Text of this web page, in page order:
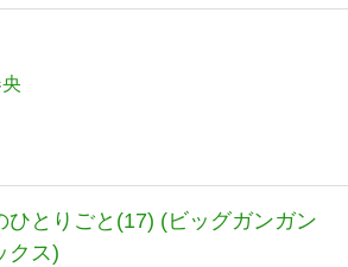
ひとりごと(17) (ビッグガンガン
クス)